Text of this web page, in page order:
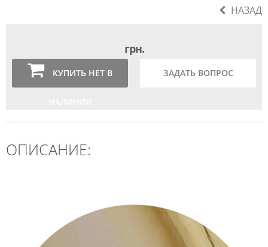
НАЗАД
грн.
КУПИТЬ НЕТ В ЗАДАТЬ ВОПРОС
ОПИСАНИЕ: